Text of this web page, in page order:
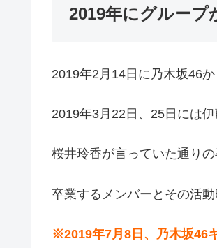
2019年にグループ
2019年2月14日に乃木坂46
2019年3月22日、25日には
桜井玲香が言っていた通りの
卒業するメンバーとその活
※2019年7月8日、乃木坂46